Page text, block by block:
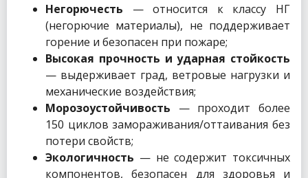
Негорючесть — относится к классу НГ
(негорючие материалы), не поддерживает
горение и безопасен при пожаре;
Высокая прочность и ударная стойкость
— выдерживает град, ветровые нагрузки и
механические воздействия;
Морозоустойчивость — проходит более
150 циклов замораживания/оттаивания без
потери свойств;
Экологичность — не содержит токсичных
компонентов, безопасен для здоровья и